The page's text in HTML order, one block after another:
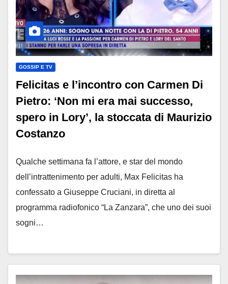
GOSSIP E TV
Felicitas e l’incontro con Carmen Di
Pietro: ‘Non mi era mai successo,
spero in Lory’, la stoccata di Maurizio
Costanzo
Qualche settimana fa l’attore, e star del mondo
dell’intrattenimento per adulti, Max Felicitas ha
confessato a Giuseppe Cruciani, in diretta al
programma radiofonico “La Zanzara”, che uno dei suoi
sogni…